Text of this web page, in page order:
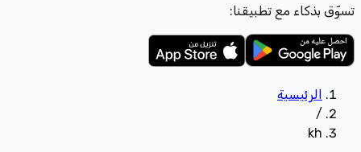
تسوّق بذكاء مع تطبيقنا:
الرئيسية
/
kh